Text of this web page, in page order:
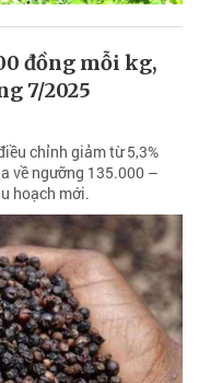
đồng mỗi kg,
7/2025
chỉnh giảm từ 5,3%
về ngưỡng 135.000 –
hoạch mới.